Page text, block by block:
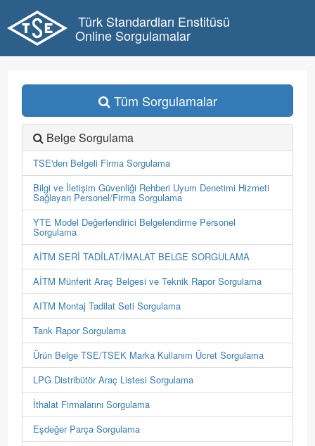
Türk Standardları Enstitüsü
Online Sorgulamalar
Tüm Sorgulamalar
Belge Sorgulama
TSE'den Belgeli Firma Sorgulama
Bilgi ve İletişim Güvenliği Rehberi Uyum Denetimi Hizmeti
Sağlayan Personel/Firma Sorgulama
YTE Model Değerlendirici Belgelendirme Personel
Sorgulama
AİTM SERİ TADİLAT/İMALAT BELGE SORGULAMA
AİTM Münferit Araç Belgesi ve Teknik Rapor Sorgulama
AITM Montaj Tadilat Seti Sorgulama
Tank Rapor Sorgulama
Ürün Belge TSE/TSEK Marka Kullanım Ücret Sorgulama
LPG Distribütör Araç Listesi Sorgulama
İthalat Firmalarını Sorgulama
Eşdeğer Parça Sorgulama